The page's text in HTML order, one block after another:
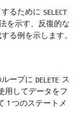
るために SELECT
を示す、反復的な
る例を示します。
ープに DELETE ス
用してデータをフ
1 つのステートメ